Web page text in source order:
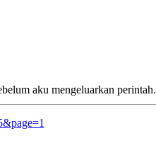
aku mengeluarkan perintah.